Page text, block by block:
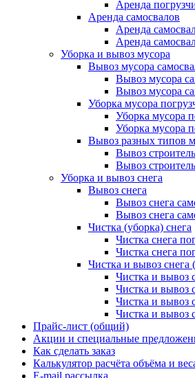
Аренда
Аренда самосвалов
Аренда
Аренда
Уборка и вывоз мусора
Вывоз мусора
Вывоз мусора
Вывоз мусора
Уборка мусора
Уборка мусора
Уборка мусора
Вывоз разных типов
Вывоз
Вывоз
Уборка и вывоз снега
Вывоз снега
Вывоз снега
Вывоз снега
Чистка (уборка) снега
Чистка снега
Чистка снега
Чистка и вывоз снега
Чистка и вывоз
Чистка и вывоз
Чистка и вывоз
Чистка и вывоз
Прайс-лист (общий)
Акции и специальные
Как сделать заказ
Калькулятор расчёта объёма и
E-mail рассылка